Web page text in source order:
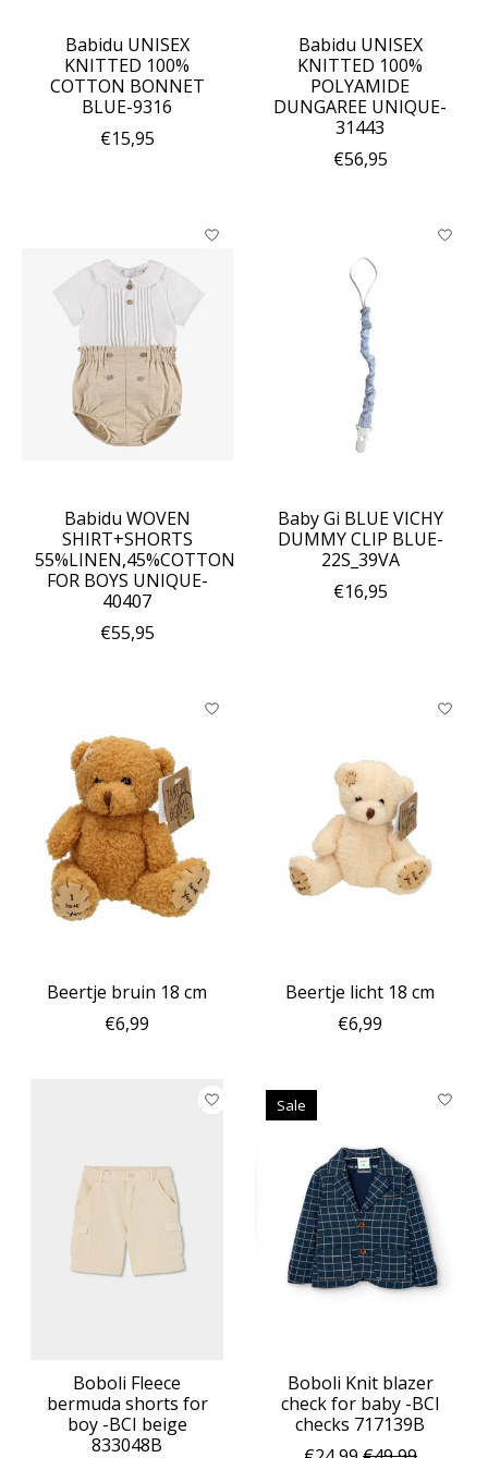
Babidu UNISEX
KNITTED 100%
COTTON BONNET
BLUE-9316
€15,95
Babidu UNISEX
KNITTED 100%
POLYAMIDE
DUNGAREE UNIQUE-
31443
€56,95
Babidu WOVEN
SHIRT+SHORTS
55%LINEN,45%COTTON
FOR BOYS UNIQUE-
40407
€55,95
Baby Gi BLUE VICHY
DUMMY CLIP BLUE-
22S_39VA
€16,95
Beertje bruin 18 cm
€6,99
Beertje licht 18 cm
€6,99
Boboli Fleece
bermuda shorts for
boy -BCI beige
833048B
Sale
Boboli Knit blazer
check for baby -BCI
checks 717139B